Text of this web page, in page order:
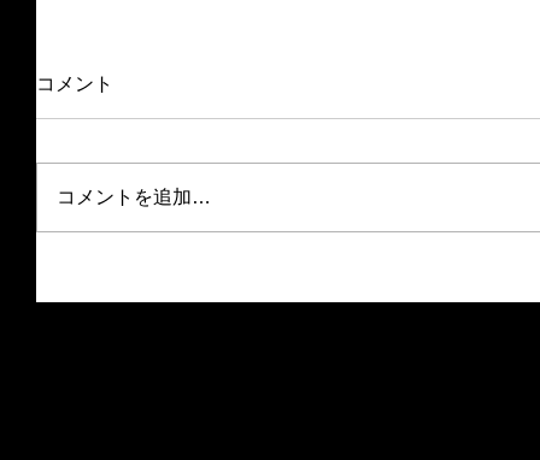
コメント
コメントを追加…